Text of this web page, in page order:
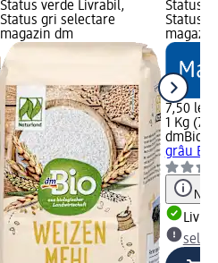
Status verde Livrabil,
Status gri selectare
magazin dm
Status
Status
7,50 lei
1 Kg
dmBio
grâu
Notă